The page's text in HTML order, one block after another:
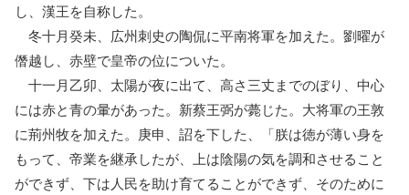
し、漢王を自称した。
冬十月癸未、広州刺史の陶侃に平南将軍を加えた。劉曜が
僭越し、赤壁で皇帝の位についた。
十一月乙卯、太陽が夜に出て、高さ三丈までのぼり、中心
には赤と青の暈があった。新蔡王弼が薨じた。大将軍の王敦
に荊州牧を加えた。庚申、詔を下した、「朕は徳が薄い身を
もって、帝業を継承したが、上は陰陽の気を調和させること
ができず、下は人民を助け育てることができず、そのために